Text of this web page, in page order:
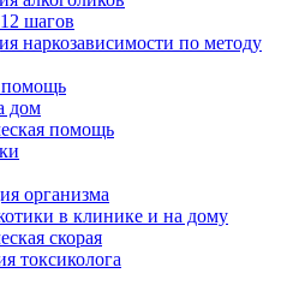
шагов
наркозависимости по методу
помощь
дом
помощь
организма
в клинике и на дому
скорая
токсиколога